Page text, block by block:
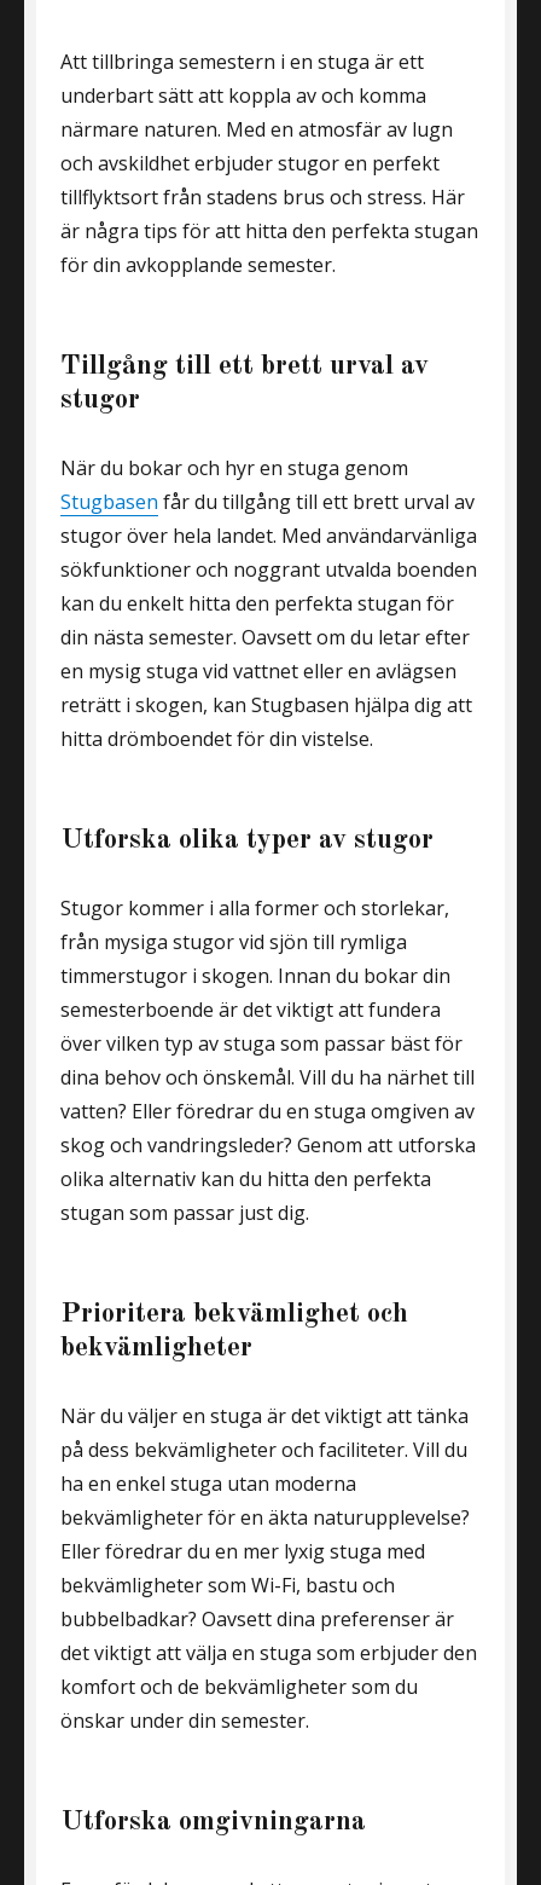
Att tillbringa semestern i en stuga är ett
underbart sätt att koppla av och komma
närmare naturen. Med en atmosfär av lugn
och avskildhet erbjuder stugor en perfekt
tillflyktsort från stadens brus och stress. Här
är några tips för att hitta den perfekta stugan
för din avkopplande semester.
Tillgång till ett brett urval av
stugor
När du bokar och hyr en stuga genom
Stugbasen får du tillgång till ett brett urval av
stugor över hela landet. Med användarvänliga
sökfunktioner och noggrant utvalda boenden
kan du enkelt hitta den perfekta stugan för
din nästa semester. Oavsett om du letar efter
en mysig stuga vid vattnet eller en avlägsen
reträtt i skogen, kan Stugbasen hjälpa dig att
hitta drömboendet för din vistelse.
Utforska olika typer av stugor
Stugor kommer i alla former och storlekar,
från mysiga stugor vid sjön till rymliga
timmerstugor i skogen. Innan du bokar din
semesterboende är det viktigt att fundera
över vilken typ av stuga som passar bäst för
dina behov och önskemål. Vill du ha närhet till
vatten? Eller föredrar du en stuga omgiven av
skog och vandringsleder? Genom att utforska
olika alternativ kan du hitta den perfekta
stugan som passar just dig.
Prioritera bekvämlighet och
bekvämligheter
När du väljer en stuga är det viktigt att tänka
på dess bekvämligheter och faciliteter. Vill du
ha en enkel stuga utan moderna
bekvämligheter för en äkta naturupplevelse?
Eller föredrar du en mer lyxig stuga med
bekvämligheter som Wi-Fi, bastu och
bubbelbadkar? Oavsett dina preferenser är
det viktigt att välja en stuga som erbjuder den
komfort och de bekvämligheter som du
önskar under din semester.
Utforska omgivningarna